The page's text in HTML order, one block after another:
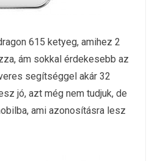
615 ketyeg, amihez 2
ám sokkal érdekesebb az
segítséggel akár 32
jó, azt még nem tudjuk, de
ami azonosításra lesz